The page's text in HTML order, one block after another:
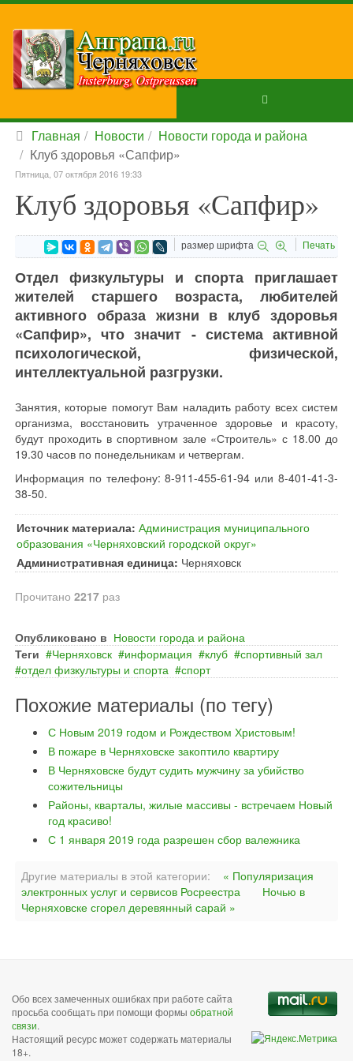
Главная Новости
Новости города и района
Клуб здоровья «Сапфир»
Пятница, 07 октября 2016 19:33
Клуб здоровья «Сапфир»
размер шрифта Печать
Отдел физкультуры и спорта приглашает
жителей старшего возраста, любителей
активного образа жизни в клуб здоровья
«Сапфир», что значит - система активной
психологической, физической,
интеллектуальной разгрузки.
Занятия, которые помогут Вам наладить работу всех систем
организма, восстановить утраченное здоровье и красоту,
будут проходить в спортивном зале «Строитель» с 18.00 до
19.30 часов по понедельникам и четвергам.
Информация по телефону: 8-911-455-61-94 или 8-401-41-3-
38-50.
Источник материала: Администрация муниципального
образования «Черняховский городской округ»
Административная единица: Черняховск
Прочитано 2217 раз
Опубликовано в Новости города и района
Теги
Черняховск информация клуб
спортивный зал
отдел физкультуры и спорта
спорт
Похожие материалы (по тегу)
С Новым 2019 годом и Рождеством Христовым!
В пожаре в Черняховске закоптило квартиру
В Черняховске будут судить мужчину за убийство
сожительницы
Районы, кварталы, жилые массивы - встречаем Новый
год красиво!
С 1 января 2019 года разрешен сбор валежника
Другие материалы в этой категории:
« Популяризация
электронных услуг и сервисов Росреестра
Ночью в
Черняховске сгорел деревянный сарай »
Обо всех замеченных ошибках при работе сайта
просьба сообщать при помощи формы обратной
связи.
Настоящий ресурс может содержать материалы
18+.